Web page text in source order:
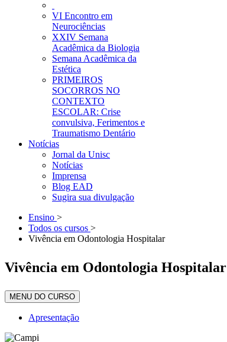
VI Encontro em
Neurociências
XXIV Semana
Acadêmica da Biologia
Semana Acadêmica da
Estética
PRIMEIROS
SOCORROS NO
CONTEXTO
ESCOLAR: Crise
convulsiva, Ferimentos e
Traumatismo Dentário
Notícias
Jornal da Unisc
Notícias
Imprensa
Blog EAD
Sugira sua divulgação
Ensino >
Todos os cursos >
Vivência em Odontologia Hospitalar
Vivência em Odontologia Hospitalar
MENU DO CURSO
Apresentação